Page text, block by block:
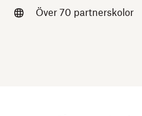
Över 70 partnerskolor